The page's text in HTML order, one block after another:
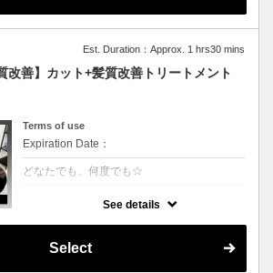
Est. Duration：Approx. 1 hrs30 mins
改善】カット+髪質改善トリートメント
Terms of use
Expiration Date：
どなたでも、何度でも☆
トリートメント！髪質を綺麗にするだけでは
なく、生えてくる毛にもアプローチ致しま
See details
Select